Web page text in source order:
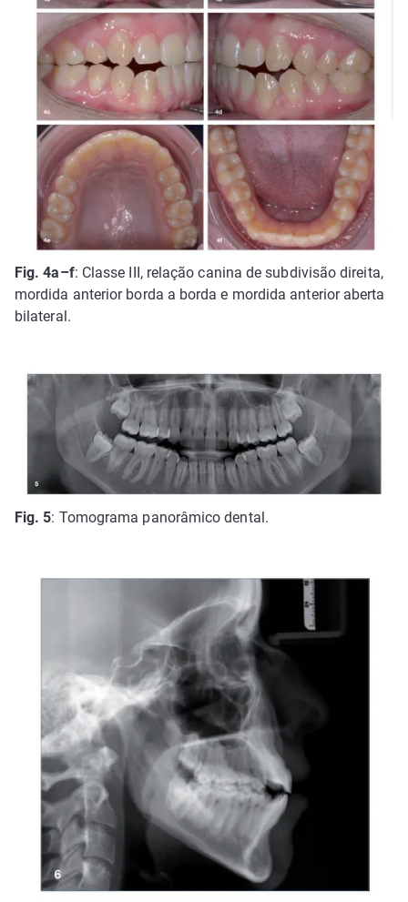
Fig. 4a–f: Classe III, relação canina de subdivisão direita,
mordida anterior borda a borda e mordida anterior aberta
bilateral.
Fig. 5: Tomograma panorâmico dental.